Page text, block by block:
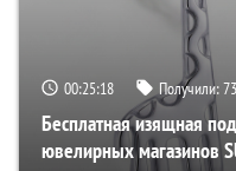
00:25:17 Получили:73
Бесплатная изящная
ювелирных магазинов